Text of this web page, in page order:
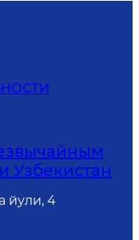
Узбекистан
йули, 4